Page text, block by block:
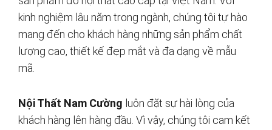
kinh nghiệm lâu năm trong ngành, chúng tôi tự hào
mang đến cho khách hàng những sản phẩm chất
lượng cao, thiết kế đẹp mắt và đa dạng về mẫu
mã.
Nội Thất Nam Cường luôn đặt sự hài lòng của
khách hàng lên hàng đầu. Vì vậy, chúng tôi cam kết